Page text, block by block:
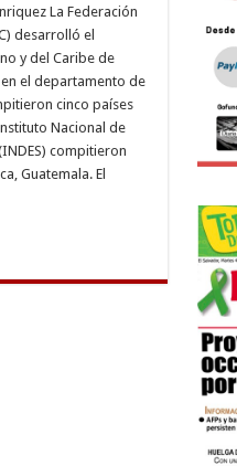
La Federación
desarrolló el
y del Caribe de
en el departamento de
cinco países
Nacional de
compitieron
Guatemala. El